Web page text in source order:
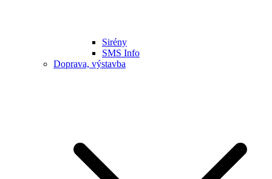
Sirény
SMS Info
Doprava, výstavba